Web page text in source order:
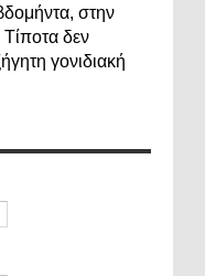
στην
δεν
γονιδιακή